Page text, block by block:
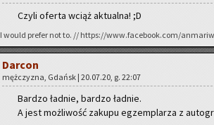
Czyli ofer­ta wciąż ak­tu­al­na! ;D
I would pre­fer not to. // https://www.facebook.com/
Dar­con
męż­czy­zna, Gdańsk | 20.07.20, g. 22:07
Bar­dzo ład­nie, bar­dzo ład­nie.
A jest moż­li­wość za­ku­pu eg­zem­pla­rza z